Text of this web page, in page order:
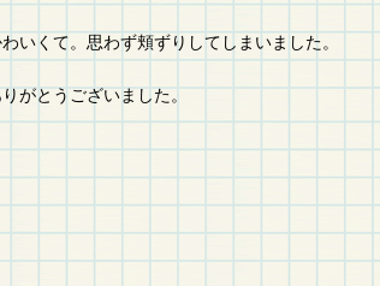
いくて。思わず頬ずりしてしまいました。
がとうございました。